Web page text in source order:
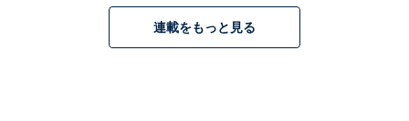
連載をもっと見る